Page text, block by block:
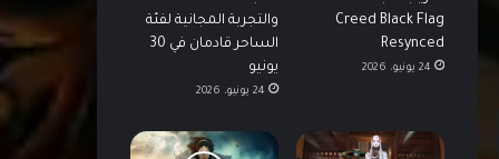
Creed Black Flag
Resynced
24 يونيو، 2026
والتجربة المجانية لفئة
الساحر قادمان في 30
يونيو
24 يونيو، 2026